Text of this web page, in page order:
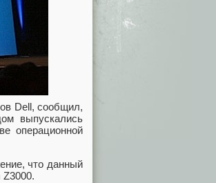
Dell, сообщил,
выпускались
операционной
что данный